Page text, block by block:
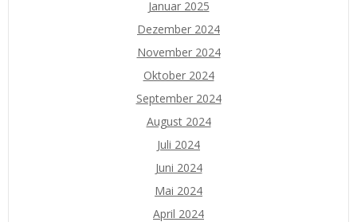
Januar 2025
Dezember 2024
November 2024
Oktober 2024
September 2024
August 2024
Juli 2024
Juni 2024
Mai 2024
April 2024